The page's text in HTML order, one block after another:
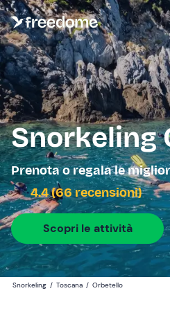
Snorkeling
Prenota o regala le
4.4 (66 recensioni)
Scopri le attività
Snorkeling / Toscana / Orbetello